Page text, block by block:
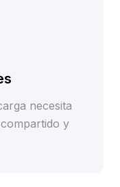
necesita
y